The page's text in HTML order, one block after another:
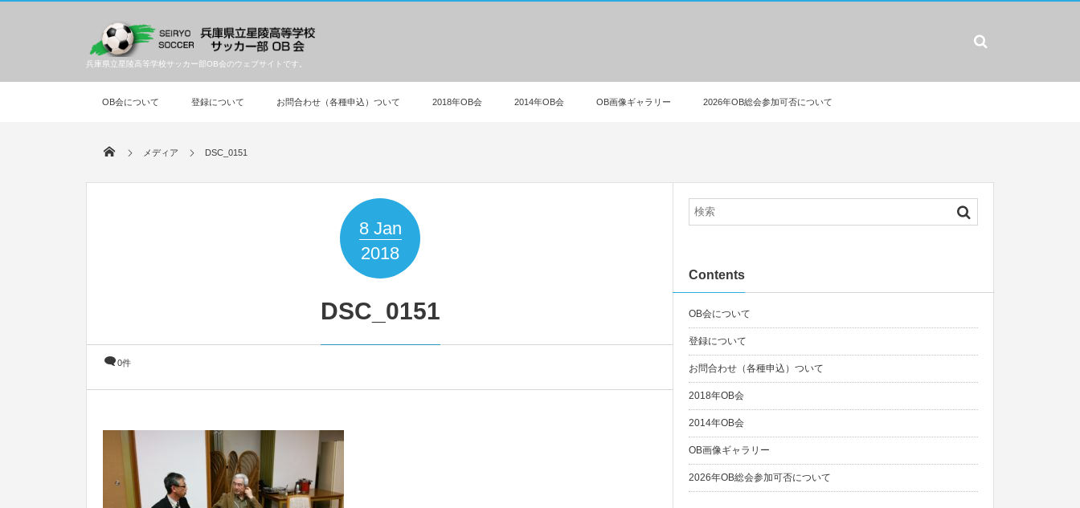
兵庫県立星陵高等学校サッカー部OB会のウェブサイトです。
OB会について 登録について お問合わせ（各種申込）ついて 2018年OB会 2014年OB会 OB画像ギャラリー 2026年OB総会参加可否について
メディア DSC_0151
8 Jan
2018
DSC_0151
0件
Contents
OB会について
登録について
お問合わせ（各種申込）ついて
2018年OB会
2014年OB会
OB画像ギャラリー
2026年OB総会参加可否について